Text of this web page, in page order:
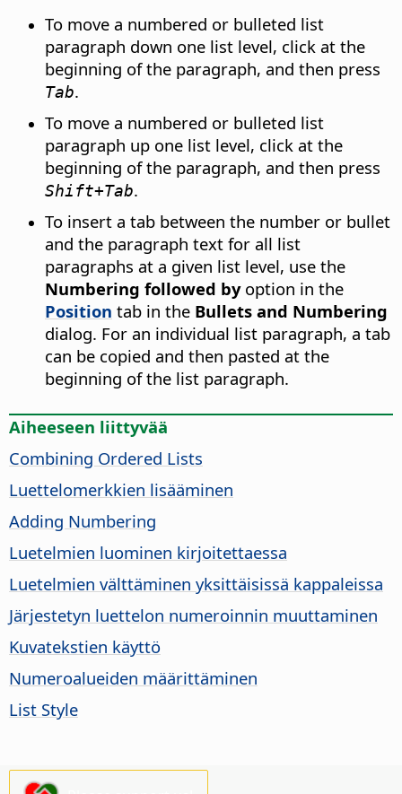
To move a numbered or bulleted list
paragraph down one list level, click at the
beginning of the paragraph, and then press
Tab.
To move a numbered or bulleted list
paragraph up one list level, click at the
beginning of the paragraph, and then press
Shift+Tab.
To insert a tab between the number or bullet
and the paragraph text for all list
paragraphs at a given list level, use the
Numbering followed byoption in the
Position tab in the Bullets and Numbering
dialog. For an individual list paragraph, a tab
can be copied and then pasted at the
beginning of the list paragraph.
Aiheeseen liittyvää
Combining Ordered Lists
Luettelomerkkien lisääminen
Adding Numbering
Luetelmien luominen kirjoitettaessa
Luetelmien välttäminen yksittäisissä kappaleissa
Järjestetyn luettelon numeroinnin muuttaminen
Kuvatekstien käyttö
Numeroalueiden määrittäminen
List Style